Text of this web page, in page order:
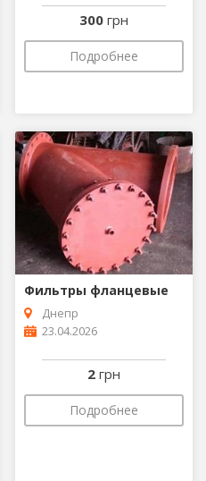
300 грн
Подробнее
Фильтры фланцевые
Днепр
23.04.2026
2 грн
Подробнее